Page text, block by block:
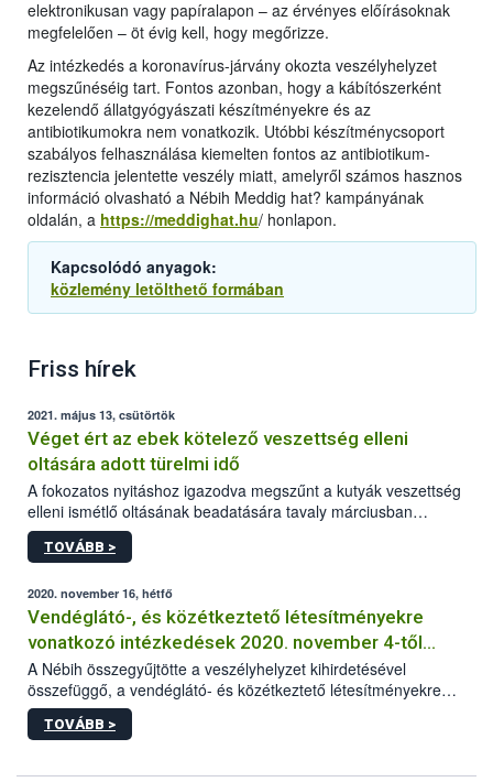
elektronikusan vagy papíralapon – az érvényes előírásoknak
megfelelően – öt évig kell, hogy megőrizze.
Az intézkedés a koronavírus-járvány okozta veszélyhelyzet
megszűnéséig tart. Fontos azonban, hogy a kábítószerként
kezelendő állatgyógyászati készítményekre és az
antibiotikumokra nem vonatkozik. Utóbbi készítménycsoport
szabályos felhasználása kiemelten fontos az antibiotikum-
rezisztencia jelentette veszély miatt, amelyről számos hasznos
információ olvasható a Nébih Meddig hat? kampányának
oldalán, a https://meddighat.hu/ honlapon.
Kapcsolódó anyagok:
közlemény letölthető formában
Friss hírek
2021. május 13, csütörtök
Véget ért az ebek kötelező veszettség elleni
oltására adott türelmi idő
A fokozatos nyitáshoz igazodva megszűnt a kutyák veszettség
elleni ismétlő oltásának beadatására tavaly márciusban
elrendelt türelmi idő. A hatóság kéri az érintett kutyatartókat,
hogy lehetőség szerint mielőbb pótolják állatuknál az
TOVÁBB >
2020. november 16, hétfő
Vendéglátó-, és közétkeztető létesítményekre
vonatkozó intézkedések 2020. november 4-től
visszavonásig
A Nébih összegyűjtötte a veszélyhelyzet kihirdetésével
összefüggő, a vendéglátó- és közétkeztető létesítményekre
vonatkozó legfontosabb és aktuális információkat.
TOVÁBB >